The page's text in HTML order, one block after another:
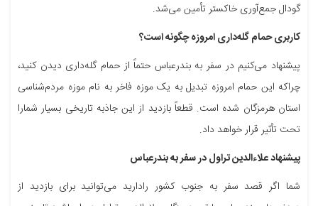
گودال جمع‌آوری خاکستر تأمین می‌شد.
کاربری حمام گله‌داری امروزه چگونه است؟
پیشنهاد می‌کنیم در سفر به بندرعباس حتماً از حمام گله‌داری دیدن کنید،
چراکه این حمام امروزه تبدیل به یک موزه فاخر به نام موزه مردم‌شناسی
استان هرمزگان شده است. قطعاً بازدید از این جاذبه تاریخی بسیار شمارا
تحت تأثیر قرار خواهد داد.
پیشنهاد علاءالدین تراول در سفر به بندرعباس
شما اگر قصد سفر به جنوب کشور رادارید می‌توانید برای بازدید از